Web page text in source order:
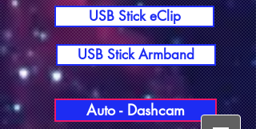
USB Stick eClip
USB Stick Armband
Auto - Dashcam